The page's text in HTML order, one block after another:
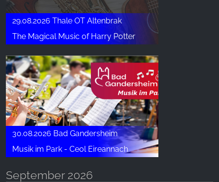
29.08.2026 Thale OT Altenbrak
The Magical Music of Harry Potter
30.08.2026 Bad Gandersheim
Musik im Park - Ceol Eireannach
September 2026